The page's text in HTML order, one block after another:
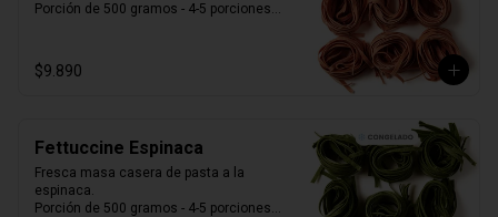
Porción de 500 gramos - 4-5 porciones.
$9.890
Fettuccine Espinaca
Fresca masa casera de pasta a la
espinaca.
Porción de 500 gramos - 4-5 porciones.